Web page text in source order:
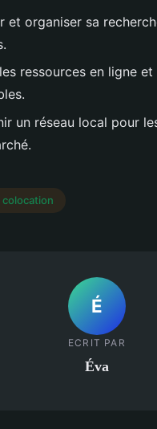
et organiser sa
ressources en ligne
un réseau local pour
É
ECRIT PAR
Éva